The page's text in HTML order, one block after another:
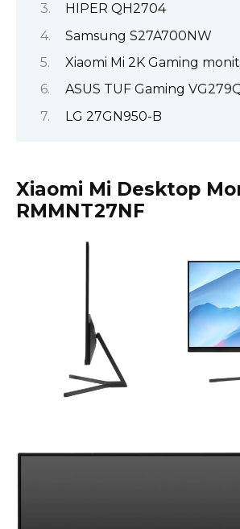
HIPER QH2704
Samsung S27A700NW
Xiaomi Mi 2K Gaming
ASUS TUF Gaming
LG 27GN950-B
Xiaomi Mi Desktop
RMMNT27NF